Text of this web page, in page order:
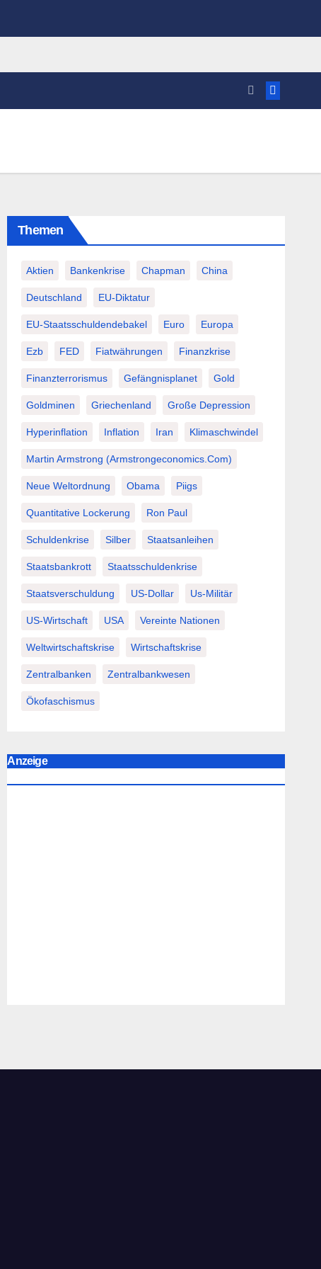
Themen
Aktien Bankenkrise Chapman China
Deutschland EU-Diktatur
EU-Staatsschuldendebakel Euro Europa
Ezb FED Fiatwährungen Finanzkrise
Finanzterrorismus Gefängnisplanet Gold
Goldminen Griechenland Große Depression
Hyperinflation Inflation Iran Klimaschwindel
Martin Armstrong (Armstrongeconomics.com)
Neue Weltordnung Obama Piigs
Quantitative Lockerung Ron Paul
Schuldenkrise Silber Staatsanleihen
Staatsbankrott Staatsschuldenkrise
Staatsverschuldung US-Dollar Us-Militär
US-Wirtschaft USA Vereinte Nationen
Weltwirtschaftskrise Wirtschaftskrise
Zentralbanken Zentralbankwesen
Ökofaschismus
Anzeige